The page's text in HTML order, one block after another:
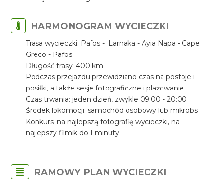
HARMONOGRAM WYCIECZKI
Trasa wycieczki: Pafos - Larnaka - Ayia Napa - Cape
Greco - Pafos
Długość trasy: 400 km
Podczas przejazdu przewidziano czas na postoje i
posiłki, a także sesje fotograficzne i plażowanie
Czas trwania: jeden dzień, zwykle 09:00 - 20:00
Środek lokomocji: samochód osobowy lub mikrobs
Konkurs: na najlepszą fotografię wycieczki, na
najlepszy filmik do 1 minuty
RAMOWY PLAN WYCIECZKI